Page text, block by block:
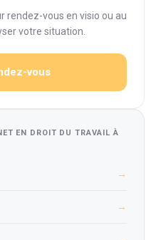
rendez-vous en visio ou au
votre situation.
vous
EN DROIT DU TRAVAIL À
→
→